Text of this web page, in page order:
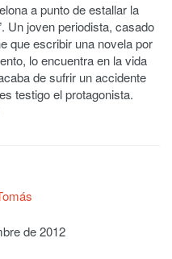
a punto de estallar la
Un joven periodista, casado
que escribir una novela por
lo encuentra en la vida
de sufrir un accidente
testigo el protagonista.
de 2012